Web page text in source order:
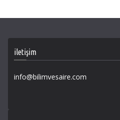
iletişim
info@bilimvesaire.com